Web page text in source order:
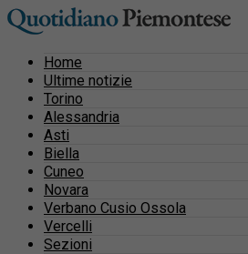
Home
Ultime notizie
Torino
Alessandria
Asti
Biella
Cuneo
Novara
Verbano Cusio Ossola
Vercelli
Sezioni